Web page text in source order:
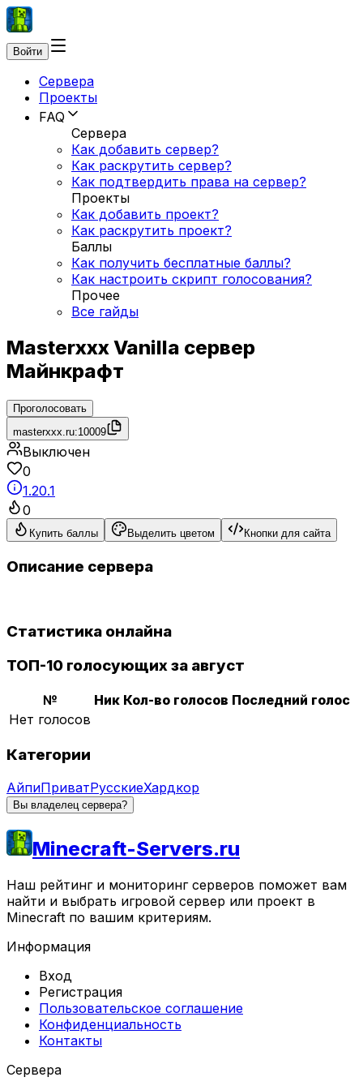
Войти
Сервера
Проекты
FAQ
Сервера
Как добавить сервер?
Как раскрутить сервер?
Как подтвердить права на сервер?
Проекты
Как добавить проект?
Как раскрутить проект?
Баллы
Как получить бесплатные баллы?
Как настроить скрипт голосования?
Прочее
Все гайды
Masterxxx Vanilla сервер
Майнкрафт
Проголосовать
masterxxx.ru:10009
Выключен
0
1.20.1
0
Купить баллы Выделить цветом Кнопки для сайта
Описание сервера
Статистика онлайна
ТОП-10 голосующих за август
№ Ник Кол-во голосов Последний голос
Нет голосов
Категории
АйпиПриватРусскиеХардкор
Вы владелец сервера?
Minecraft-Servers.ru
Наш рейтинг и мониторинг серверов поможет вам
найти и выбрать игровой сервер или проект в
Minecraft по вашим критериям.
Информация
Вход
Регистрация
Пользовательское соглашение
Конфиденциальность
Контакты
Сервера